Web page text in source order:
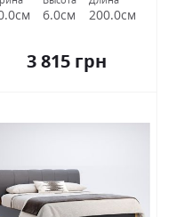
6.0см 200.0см
3 815 грн